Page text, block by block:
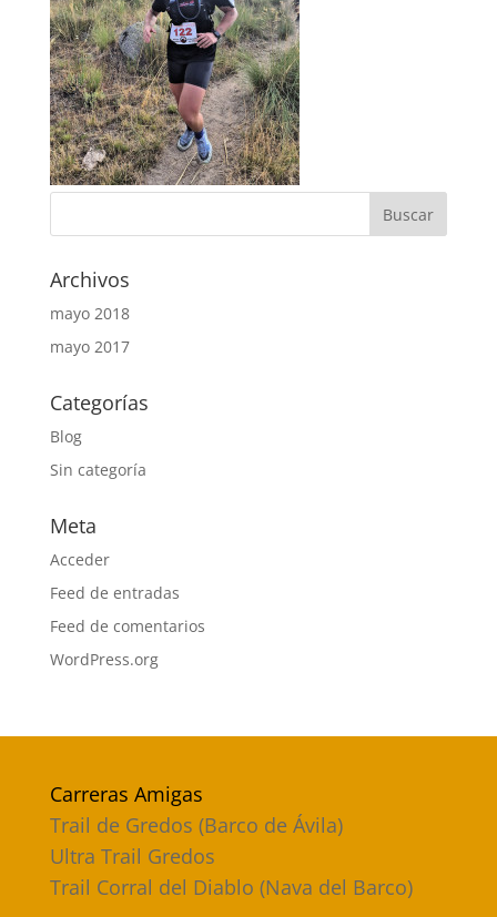
Archivos
mayo 2018
mayo 2017
Categorías
Blog
Sin categoría
Meta
Acceder
Feed de entradas
Feed de comentarios
WordPress.org
Carreras Amigas
Trail de Gredos (Barco de Ávila)
Ultra Trail Gredos
Trail Corral del Diablo (Nava del Barco)